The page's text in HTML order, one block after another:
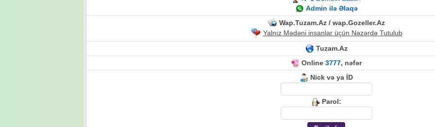
Admin ilə Əlaqə
Wap.Tuzam.Az / wap.Gozeller.Az
Yalnız Mədəni insanlar üçün Nəzərdə Tutulub
Tuzam.Az
Online 3777, nəfər
Nick və ya İD
Parol: